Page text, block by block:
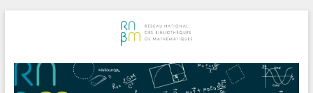
RNBM